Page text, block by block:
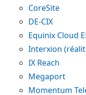
CoreSite
DE-CIX
Equinix Cloud
Interxion
IX Reach
Megaport
Momentum